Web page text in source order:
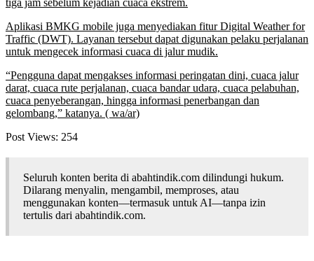
tiga jam sebelum kejadian cuaca ekstrem.
Aplikasi BMKG mobile juga menyediakan fitur Digital Weather for
Traffic (DWT). Layanan tersebut dapat digunakan pelaku perjalanan
untuk mengecek informasi cuaca di jalur mudik.
“Pengguna dapat mengakses informasi peringatan dini, cuaca jalur
darat, cuaca rute perjalanan, cuaca bandar udara, cuaca pelabuhan,
cuaca penyeberangan, hingga informasi penerbangan dan
gelombang,” katanya. ( wa/ar)
Post Views: 254
Seluruh konten berita di abahtindik.com dilindungi hukum.
Dilarang menyalin, mengambil, memproses, atau
menggunakan konten—termasuk untuk AI—tanpa izin
tertulis dari abahtindik.com.